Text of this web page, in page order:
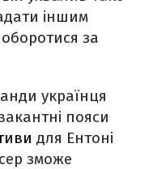
іншим
за
українця
пояси
для Ентоні
зможе